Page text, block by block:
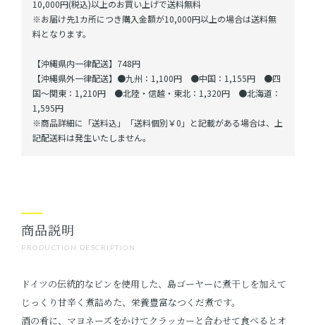
10,000円(税込)以上のお買い上げで送料無料
※お届け先1カ所につき購入金額が10,000円以上の場合は送料無
料となります。
【沖縄県内一律配送】748円
【沖縄県外一律配送】●九州：1,100円 ●中国：1,155円 ●四
国～関東：1,210円 ●北陸・信越・東北：1,320円 ●北海道：
1,595円
※商品詳細に「送料込」「送料個別￥0」と記載がある場合は、上
記配送料は発生いたしません。
PRODUCTION DESCRIPTION
商品説明
ドイツの伝統的なビンを使用した、島ゴーヤーに煮干しを加えて
じっくり甘辛く煮詰めた、栄養豊富なつくだ煮です。
酒の肴に、マヨネーズをかけてクラッカーと合わせて食べるとオ